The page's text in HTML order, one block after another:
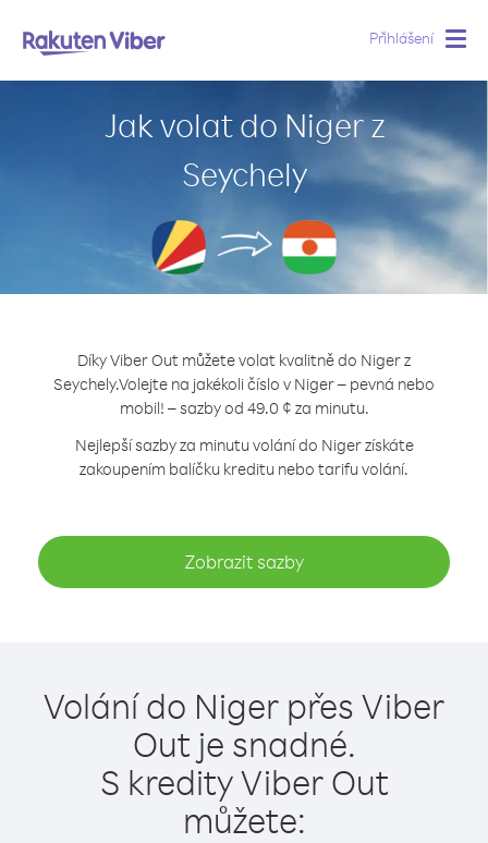
Přihlášení
Jak volat do Niger z
Seychely
Díky Viber Out můžete volat kvalitně do Niger z
Seychely.Volejte na jakékoli číslo v Niger – pevná nebo
mobil! – sazby od 49.0 ¢ za minutu.
Nejlepší sazby za minutu volání do Niger získáte
zakoupením balíčku kreditu nebo tarifu volání.
Zobrazit sazby
Volání do Niger přes Viber
Out je snadné.
S kredity Viber Out
můžete: